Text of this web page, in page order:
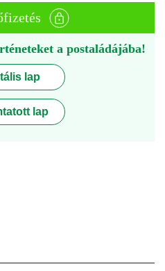
a postaládájába!
lap
lap